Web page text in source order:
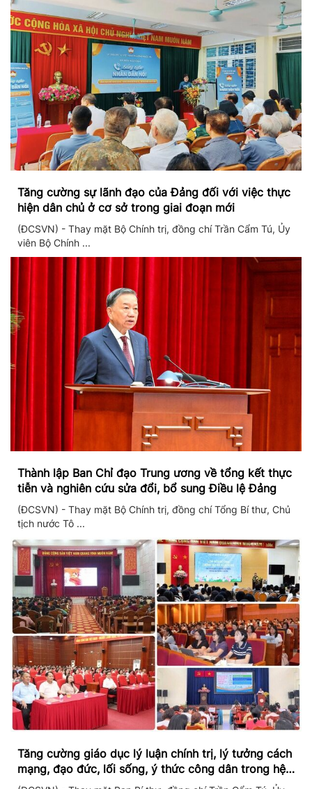
Tăng cường sự lãnh đạo của Đảng đối với việc thực
hiện dân chủ ở cơ sở trong giai đoạn mới
(ĐCSVN) - Thay mặt Bộ Chính trị, đồng chí Trần Cẩm Tú, Ủy
viên Bộ Chính ...
Thành lập Ban Chỉ đạo Trung ương về tổng kết thực
tiễn và nghiên cứu sửa đổi, bổ sung Điều lệ Đảng
(ĐCSVN) - Thay mặt Bộ Chính trị, đồng chí Tổng Bí thư, Chủ
tịch nước Tô ...
Tăng cường giáo dục lý luận chính trị, lý tưởng cách
mạng, đạo đức, lối sống, ý thức công dân trong hệ
thống giáo dục quốc dân